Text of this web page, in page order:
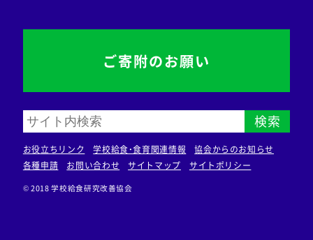
検索
お役立ちリンク 学校給食・食育関連情報
協会からのお知らせ
各種申請
お問い合わせ サイトマップ サイトポリシー
© 2018 学校給食研究改善協会
ご寄附のお願い